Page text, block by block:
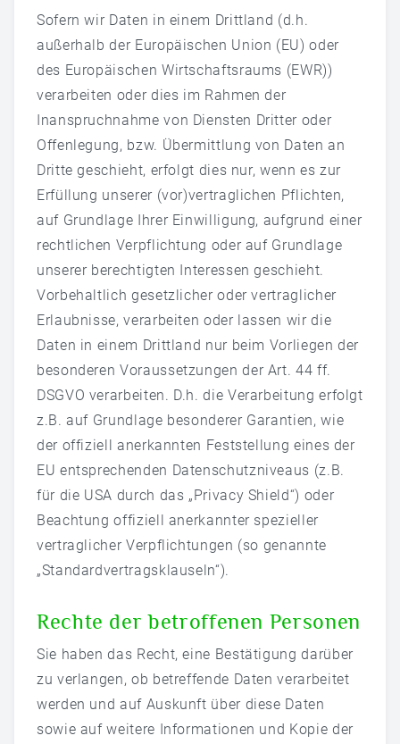
Sofern wir Daten in einem Drittland (d.h.
außerhalb der Europäischen Union (EU) oder
des Europäischen Wirtschaftsraums (EWR))
verarbeiten oder dies im Rahmen der
Inanspruchnahme von Diensten Dritter oder
Offenlegung, bzw. Übermittlung von Daten an
Dritte geschieht, erfolgt dies nur, wenn es zur
Erfüllung unserer (vor)vertraglichen Pflichten,
auf Grundlage Ihrer Einwilligung, aufgrund einer
rechtlichen Verpflichtung oder auf Grundlage
unserer berechtigten Interessen geschieht.
Vorbehaltlich gesetzlicher oder vertraglicher
Erlaubnisse, verarbeiten oder lassen wir die
Daten in einem Drittland nur beim Vorliegen der
besonderen Voraussetzungen der Art. 44 ff.
DSGVO verarbeiten. D.h. die Verarbeitung erfolgt
z.B. auf Grundlage besonderer Garantien, wie
der offiziell anerkannten Feststellung eines der
EU entsprechenden Datenschutzniveaus (z.B.
für die USA durch das „Privacy Shield“) oder
Beachtung offiziell anerkannter spezieller
vertraglicher Verpflichtungen (so genannte
„Standardvertragsklauseln“).
Rechte der betroffenen Personen
Sie haben das Recht, eine Bestätigung darüber
zu verlangen, ob betreffende Daten verarbeitet
werden und auf Auskunft über diese Daten
sowie auf weitere Informationen und Kopie der